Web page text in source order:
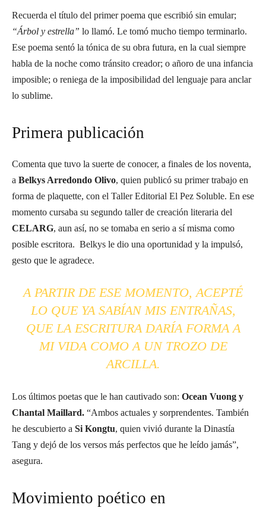
Recuerda el título del primer poema que escribió sin emular;
“Árbol y estrella” lo llamó. Le tomó mucho tiempo terminarlo.
Ese poema sentó la tónica de su obra futura, en la cual siempre
habla de la noche como tránsito creador; o añoro de una infancia
imposible; o reniega de la imposibilidad del lenguaje para anclar
lo sublime.
Primera publicación
Comenta que tuvo la suerte de conocer, a finales de los noventa,
a Belkys Arredondo Olivo, quien publicó su primer trabajo en
forma de plaquette, con el Taller Editorial El Pez Soluble. En ese
momento cursaba su segundo taller de creación literaria del
CELARG, aun así, no se tomaba en serio a sí misma como
posible escritora. Belkys le dio una oportunidad y la impulsó,
gesto que le agradece.
A PARTIR DE ESE MOMENTO, ACEPTÉ
LO QUE YA SABÍAN MIS ENTRAÑAS,
QUE LA ESCRITURA DARÍA FORMA A
MI VIDA COMO A UN TROZO DE
ARCILLA.
Los últimos poetas que le han cautivado son: Ocean Vuong y
Chantal Maillard. “Ambos actuales y sorprendentes. También
he descubierto a Si Kongtu, quien vivió durante la Dinastía
Tang y dejó de los versos más perfectos que he leído jamás”,
asegura.
Movimiento poético en